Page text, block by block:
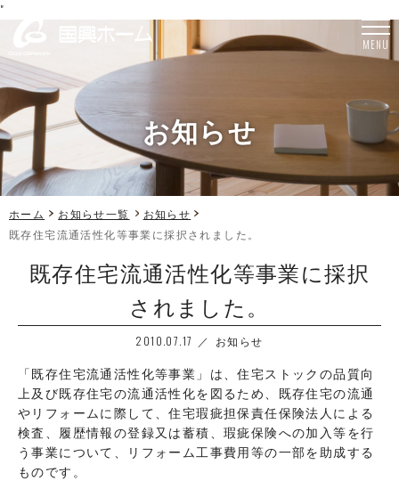
"
MENU
お知らせ
ホーム お知らせ一覧
お知らせ
既存住宅流通活性化等事業に採択されました。
既存住宅流通活性化等事業に採択
されました。
2010.07.17 お知らせ
「既存住宅流通活性化等事業」は、住宅ストックの品質向
上及び既存住宅の流通活性化を図るため、既存住宅の流通
やリフォームに際して、住宅瑕疵担保責任保険法人による
検査、履歴情報の登録又は蓄積、瑕疵保険への加入等を行
う事業について、リフォーム工事費用等の一部を助成する
ものです。